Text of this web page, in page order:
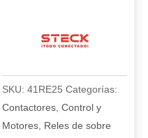
SKU: 41RE25 Categorías:
Contactores Control y
Motores Reles de sobre